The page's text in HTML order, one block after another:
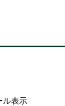
表示